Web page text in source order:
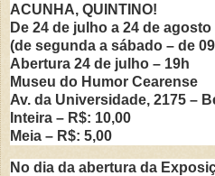
ACUNHA, QUINTINO!
De 24 de julho a 24 de agosto
(de segunda a sábado – de
Abertura 24 de julho – 19h
Museu do Humor Cearense
Av. da Universidade, 2175 –
Inteira – R$: 10,00
Meia – R$: 5,00
No dia da abertura da